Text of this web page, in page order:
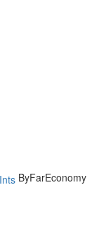
ByFarEconomy